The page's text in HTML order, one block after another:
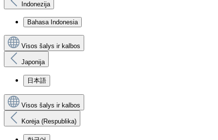
Indonezija
Bahasa Indonesia
Visos šalys ir kalbos
Japonija
日本語
Visos šalys ir kalbos
Korėja (Respublika)